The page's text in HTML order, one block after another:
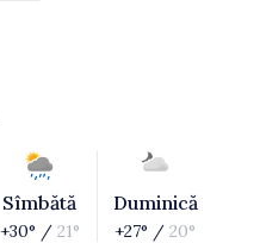
Sîmbătă
+30° / 21°
Duminică
+27° / 20°